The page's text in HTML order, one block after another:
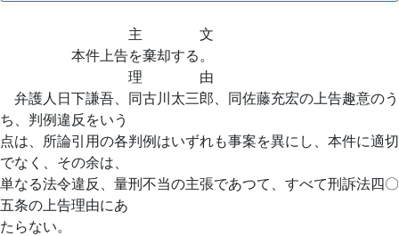
主 文
本件上告を棄却する。
理 由
弁護人日下謙吾、同古川太三郎、同佐藤充宏の上告趣意のう
ち、判例違反をいう
点は、所論引用の各判例はいずれも事案を異にし、本件に適切
でなく、その余は、
単なる法令違反、量刑不当の主張であつて、すべて刑訴法四〇
五条の上告理由にあ
たらない。